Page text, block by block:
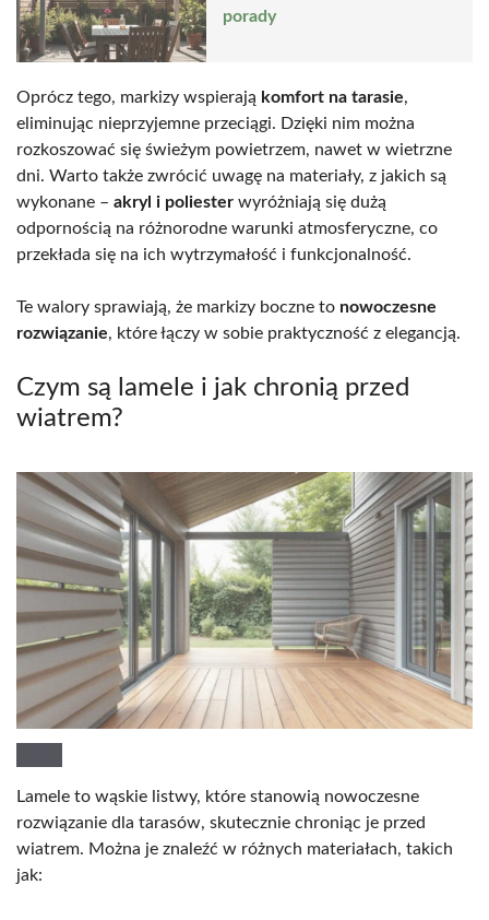
porady
Oprócz tego, markizy wspierają komfort na tarasie,
eliminując nieprzyjemne przeciągi. Dzięki nim można
rozkoszować się świeżym powietrzem, nawet w wietrzne
dni. Warto także zwrócić uwagę na materiały, z jakich są
wykonane – akryl i poliester wyróżniają się dużą
odpornością na różnorodne warunki atmosferyczne, co
przekłada się na ich wytrzymałość i funkcjonalność.
Te walory sprawiają, że markizy boczne to nowoczesne
rozwiązanie, które łączy w sobie praktyczność z elegancją.
Czym są lamele i jak chronią przed
wiatrem?
Lamele to wąskie listwy, które stanowią nowoczesne
rozwiązanie dla tarasów, skutecznie chroniąc je przed
wiatrem. Można je znaleźć w różnych materiałach, takich
jak: